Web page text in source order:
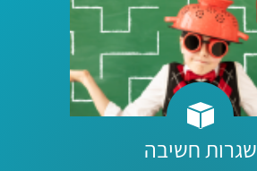
שגרות חשיבה